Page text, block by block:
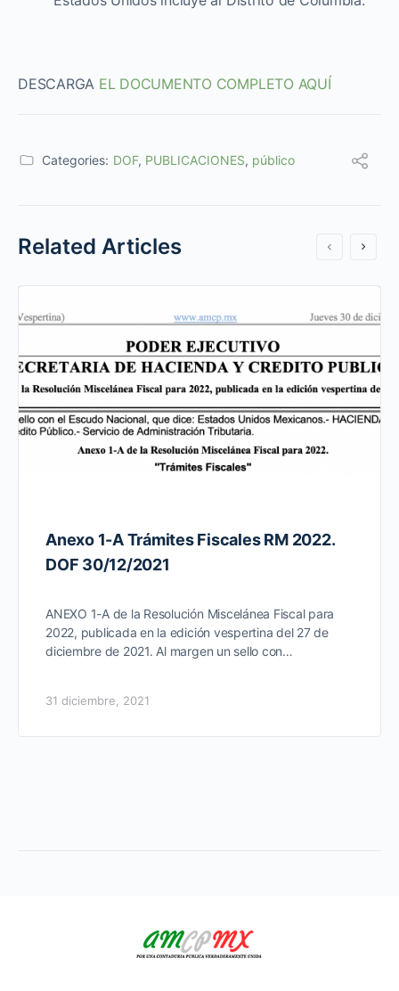
DESCARGA EL DOCUMENTO COMPLETO AQUÍ
Categories: DOF, PUBLICACIONES, público
Related Articles
Anexo 1-A Trámites Fiscales RM 2022.
DOF 30/12/2021
ANEXO 1-A de la Resolución Miscelánea Fiscal para
2022, publicada en la edición vespertina del 27 de
diciembre de 2021. Al margen un sello con…
31 diciembre, 2021